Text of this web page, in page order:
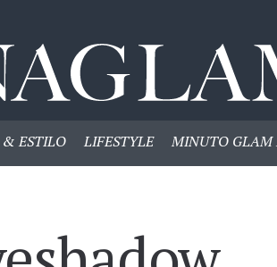
ESTILO LIFESTYLE MINUTO GLAM